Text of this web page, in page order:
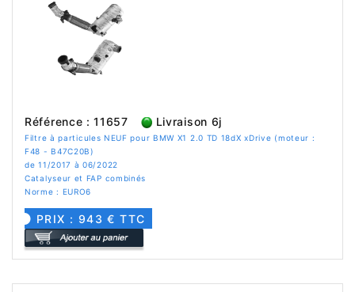
Référence : 11657 Livraison 6j
Filtre à particules NEUF pour BMW X1 2.0 TD 18dX xDrive (moteur :
F48 - B47C20B)
de 11/2017 à 06/2022
Catalyseur et FAP combinés
Norme : EURO6
PRIX : 943 € TTC